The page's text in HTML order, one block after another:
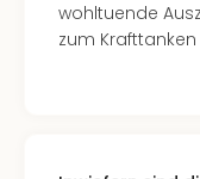
wohltuende
zum